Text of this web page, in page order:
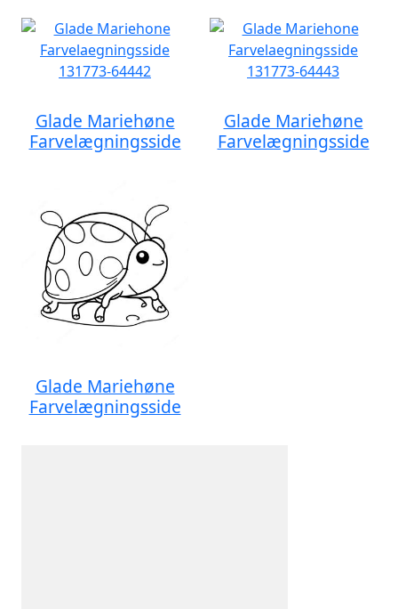
Glade Mariehøne
Farvelægningsside
Glade Mariehøne
Farvelægningsside
Glade Mariehøne
Farvelægningsside